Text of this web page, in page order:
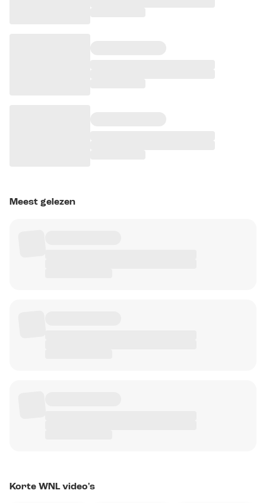
Meest gelezen
Korte WNL video's